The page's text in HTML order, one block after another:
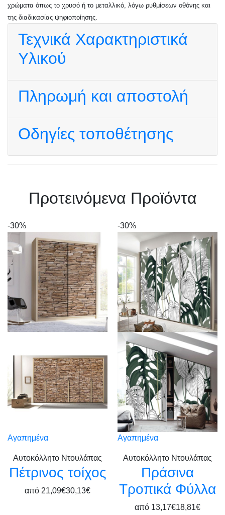
χρώματα όπως το χρυσό ή το μεταλλικό, λόγω ρυθμίσεων οθόνης και
της διαδικασίας ψηφιοποίησης.
Τεχνικά Χαρακτηριστικά
Υλικού
Πληρωμή και αποστολή
Οδηγίες τοποθέτησης
Πρoτεινόμενα Προϊόντα
-30%
Αγαπημένα
Αυτοκόλλητο Ντουλάπας
Πέτρινος τοίχος
από 21,09€30,13€
-30%
Αγαπημένα
Αυτοκόλλητο Ντουλάπας
Πράσινα
Τροπικά Φύλλα
από 13,17€18,81€